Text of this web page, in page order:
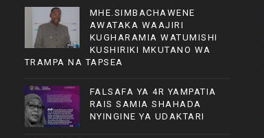
MHE.SIMBACHAWENE
AWATAKA WAAJIRI
KUGHARAMIA WATUMISHI
KUSHIRIKI MKUTANO WA
TRAMPA NA TAPSEA
FALSAFA YA 4R YAMPATIA
RAIS SAMIA SHAHADA
NYINGINE YA UDAKTARI